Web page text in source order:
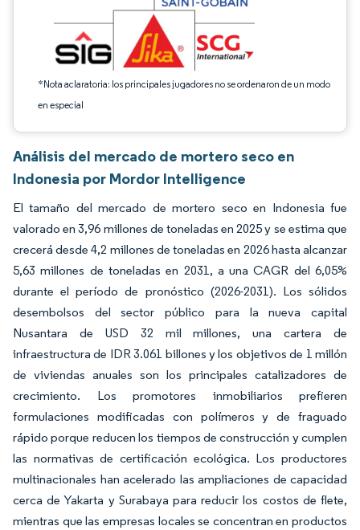
*Nota aclaratoria: los principales jugadores no se ordenaron de un modo
en especial
Análisis del mercado de mortero seco en
Indonesia por Mordor Intelligence
El tamaño del mercado de mortero seco en Indonesia fue
valorado en 3,96 millones de toneladas en 2025 y se estima que
crecerá desde 4,2 millones de toneladas en 2026 hasta alcanzar
5,63 millones de toneladas en 2031, a una CAGR del 6,05%
durante el período de pronóstico (2026-2031). Los sólidos
desembolsos del sector público para la nueva capital
Nusantara de USD 32 mil millones, una cartera de
infraestructura de IDR 3.061 billones y los objetivos de 1 millón
de viviendas anuales son los principales catalizadores de
crecimiento. Los promotores inmobiliarios prefieren
formulaciones modificadas con polímeros y de fraguado
rápido porque reducen los tiempos de construcción y cumplen
las normativas de certificación ecológica. Los productores
multinacionales han acelerado las ampliaciones de capacidad
cerca de Yakarta y Surabaya para reducir los costos de flete,
mientras que las empresas locales se concentran en productos